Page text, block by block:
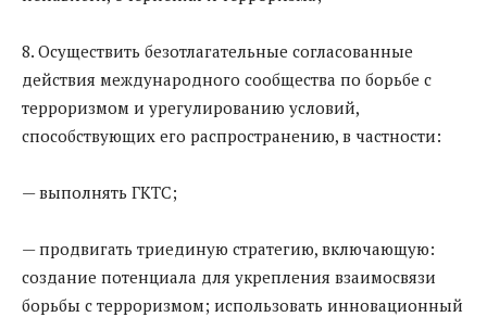
8. Осуществить безотлагательные согласованные
действия международного сообщества по борьбе с
терроризмом и урегулированию условий,
способствующих его распространению, в частности:
— выполнять ГКТС;
— продвигать триединую стратегию, включающую:
создание потенциала для укрепления взаимосвязи
борьбы с терроризмом; использовать инновационный